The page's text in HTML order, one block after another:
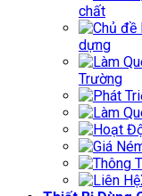
chất
dựng
Trường